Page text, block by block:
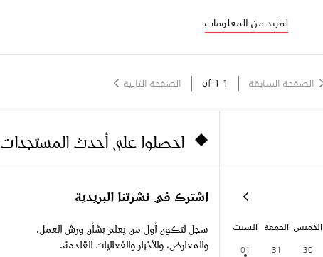
لمزيد من المعلومات
الصفحة السابقة 1
1 الصفحة التالية
الخميس الجمعة السبت
30
31
01
احصلوا على أحدث المستجدات
اشترك في نشرتنا البريدية
سجّل لتكون أول من يعلم بشأن ورش العمل،
والمعارض، والأخبار والفعاليات القادمة.